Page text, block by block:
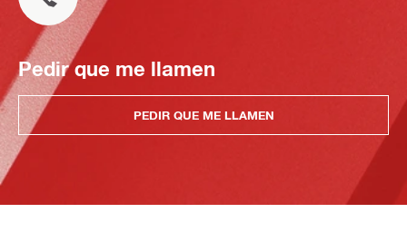
Pedir que me llamen
PEDIR QUE ME LLAMEN